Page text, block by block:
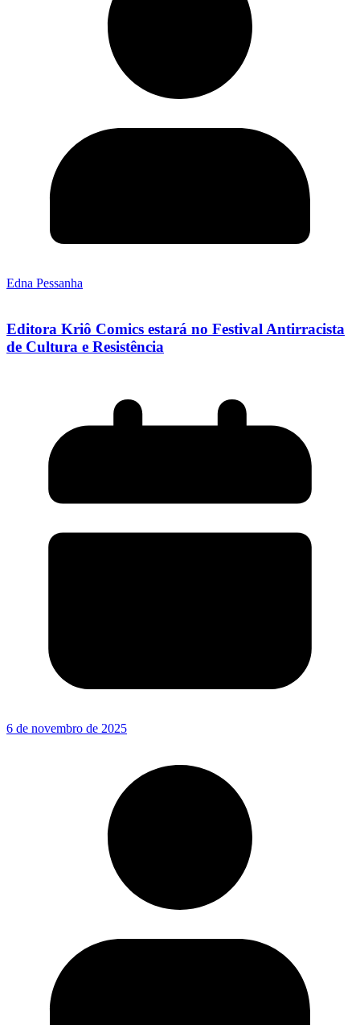
Edna Pessanha
Editora Kriô Comics estará no Festival Antirracista
de Cultura e Resistência
6 de novembro de 2025